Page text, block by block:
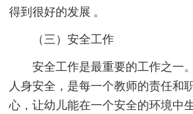
得到很好的发展 。
（三）安全工作
安全工作是最重要的工作之一
人身安全，是每一个教师的责任和
心，让幼儿能在一个安全的环境中